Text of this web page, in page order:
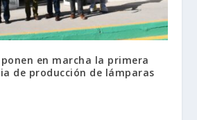
ponen en marcha la primera
de producción de lámparas